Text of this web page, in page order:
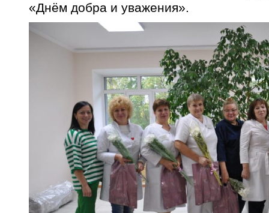
«Днём добра и уважения».